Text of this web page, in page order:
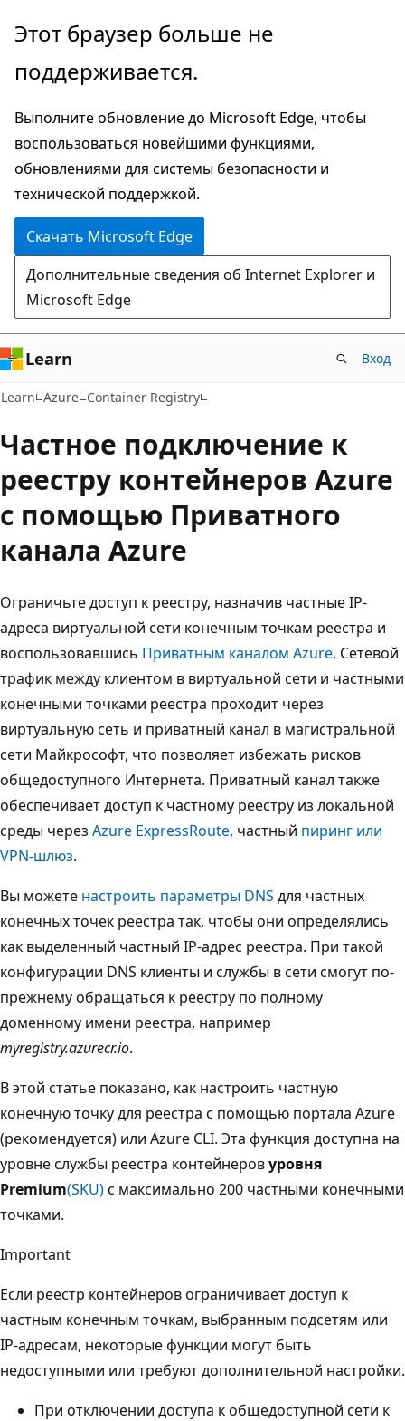
Пропустить
перейти
основному
содержимому
Этот браузер больше не
поддерживается.
Выполните обновление до Microsoft Edge, чтобы
воспользоваться новейшими функциями,
обновлениями для системы безопасности и
технической поддержкой.
Скачать Microsoft Edge
Дополнительные сведения об Internet Explorer и
Microsoft Edge
Learn Вход
Learn Azure Container Registry
Частное подключение к
реестру контейнеров Azure
с помощью Приватного
канала Azure
Ограничьте доступ к реестру, назначив частные IP-
адреса виртуальной сети конечным точкам реестра и
воспользовавшись Приватным каналом Azure. Сетевой
трафик между клиентом в виртуальной сети и частными
конечными точками реестра проходит через
виртуальную сеть и приватный канал в магистральной
сети Майкрософт, что позволяет избежать рисков
общедоступного Интернета. Приватный канал также
обеспечивает доступ к частному реестру из локальной
среды через Azure ExpressRoute, частный пиринг или
VPN-шлюз.
Вы можете настроить параметры DNS для частных
конечных точек реестра так, чтобы они определялись
как выделенный частный IP-адрес реестра. При такой
конфигурации DNS клиенты и службы в сети смогут по-
прежнему обращаться к реестру по полному
доменному имени реестра, например
myregistry.azurecr.io.
В этой статье показано, как настроить частную
конечную точку для реестра с помощью портала Azure
(рекомендуется) или Azure CLI. Эта функция доступна на
уровне службы реестра контейнеровуровня
Premium(SKU)с максимально 200 частными конечными
точками.
Important
Если реестр контейнеров ограничивает доступ к
частным конечным точкам, выбранным подсетям или
IP-адресам, некоторые функции могут быть
недоступными или требуют дополнительной настройки.
При отключении доступа к общедоступной сети к